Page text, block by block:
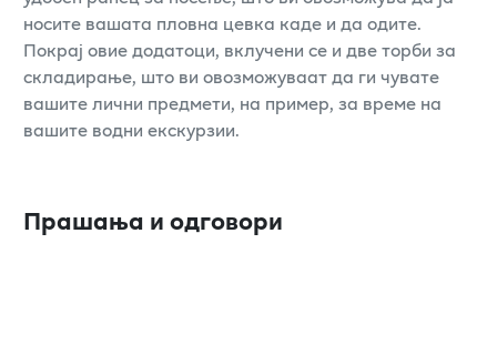
носите вашата пловна цевка каде и да одите.
Покрај овие додатоци, вклучени се и две торби за
складирање, што ви овозможуваат да ги чувате
вашите лични предмети, на пример, за време на
вашите водни екскурзии.
Прашања и одговори